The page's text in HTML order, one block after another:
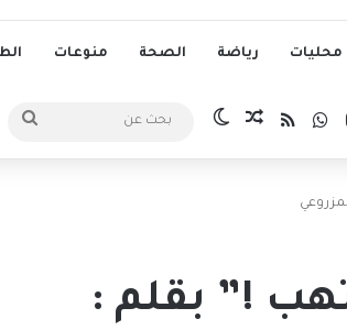
محليات رياضة الصحة منوعات
انستقرام
واتسابملخص الموقع RSS
مقال عشوائي
الوضع المظلم
عن
!” بقلم :